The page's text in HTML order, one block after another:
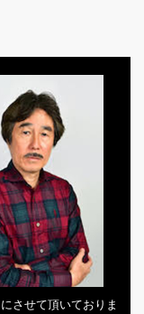
させて頂いておりま